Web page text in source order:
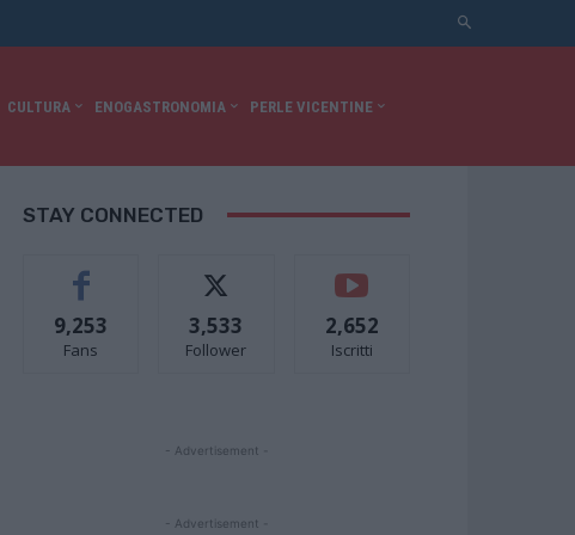
CULTURA ENOGASTRONOMIA PERLE VICENTINE
STAY CONNECTED
9,253
Fans
3,533
Follower
2,652
Iscritti
- Advertisement -
- Advertisement -